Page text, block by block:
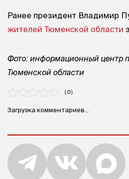
Ранее президент Владимир
жителей Тюменской области
Фото: информационный центр
Тюменской области
( 0 )
Загрузка комментариев...